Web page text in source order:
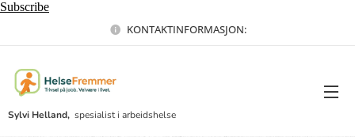
Subscribe
KONTAKTINFORMASJON:
Sylvi Helland, spesialist i arbeidshelse